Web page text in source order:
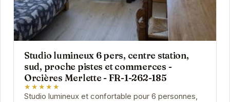
Studio lumineux 6 pers, centre station,
sud, proche pistes et commerces -
Orcières Merlette - FR-1-262-185
★★★★★
Studio lumineux et confortable pour 6 personnes,